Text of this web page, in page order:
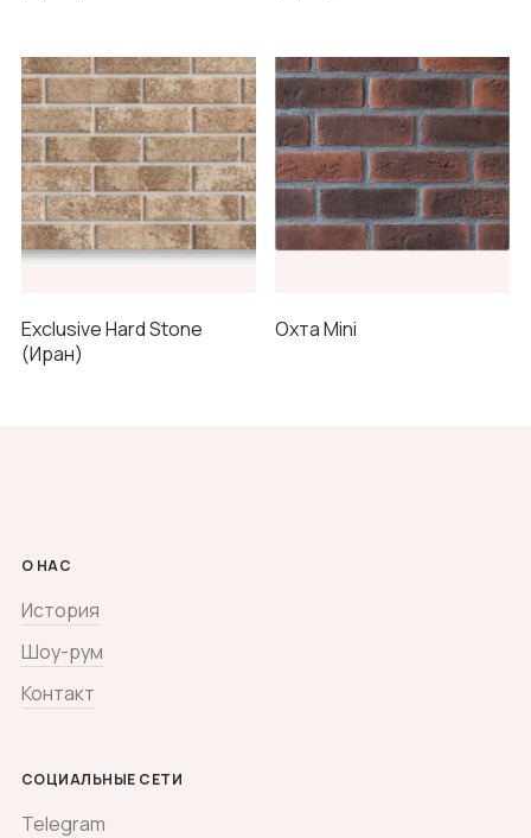
Exclusive Hard Stone
(Иран)
Охта Mini
О НАС
История
Шоу-рум
Контакт
СОЦИАЛЬНЫЕ СЕТИ
Telegram